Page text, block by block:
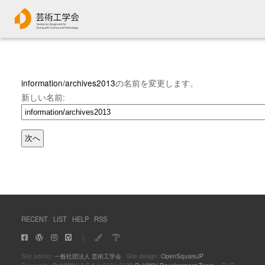
information/archives2013の名前を変更します。
新しい名前:
RECENT LIST HELP RSS
｜
Site admin: 一般社団法人 芸術工学会Site design: OpenSquareJP